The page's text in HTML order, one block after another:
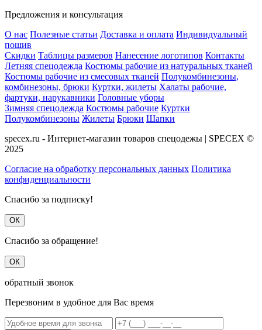
Предложения и консультация
О нас Полезные статьи Доставка и оплата Индивидуальный
пошив
Скидки Таблицы размеров Нанесение логотипов Контакты
Летняя спецодежда Костюмы рабочие из натуральных тканей
Костюмы рабочие из смесовых тканей Полукомбинезоны,
комбинезоны, брюки Куртки, жилеты Халаты рабочие,
фартуки, нарукавники Головные уборы
Зимняя спецодежда Костюмы рабочие Куртки
Полукомбинезоны Жилеты Брюки Шапки
specex.ru - Интернет-магазин товаров спецодежы | SPECEX ©
2025
Согласие на обработку персональных данных Политика
конфиденциальности
Спасибо за подписку!
ОК
Спасибо за обращение!
ОК
обратный звонок
Перезвоним в удобное для Вас время